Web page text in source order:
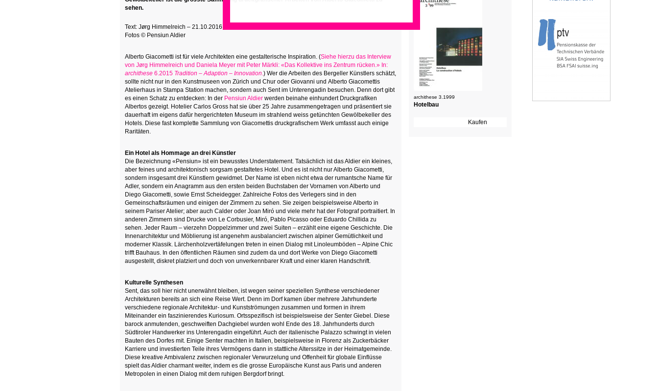
sehen.
Text: Jørg Himmelreich – 21.10.2016
Fotos © Pensiun Aldier
Alberto Giacometti ist für viele Architekten eine gestalterische Inspiration. (Siehe hierzu das Interview
von Jørg Himmelreich und Daniela Meyer mit Peter Märkli: «Das Kollektive ins Zentrum rücken.» In:
archithese 6.2015 Tradition – Adaption – Innovation.) Wer die Arbeiten des Bergeller Künstlers schätzt,
sollte nicht nur in den Kunstmuseen von Zürich und Chur oder Giovanni und Alberto Giacomettis
Atelierhaus in Stampa Station machen, sondern auch Sent im Unterengadin besuchen. Denn dort gibt
es einen Schatz zu entdecken: In der Pensiun Aldier werden beinahe einhundert Druckgrafiken
Albertos gezeigt. Hotelier Carlos Gross hat sie über 25 Jahre zusammengetragen und präsentiert sie
dauerhaft im eigens dafür hergerichteten Museum im strahlend weiss getünchten Gewölbekeller des
Hotels. Diese fast komplette Sammlung von Giacomettis druckgrafischem Werk umfasst auch einige
Raritäten.
Ein Hotel als Hommage an drei Künstler
Die Bezeichnung «Pensiun» ist ein bewusstes Understatement. Tatsächlich ist das Aldier ein kleines,
aber feines und architektonisch sorgsam gestaltetes Hotel. Und es ist nicht nur Alberto Giacometti,
sondern insgesamt drei Künstlern gewidmet. Der Name ist eben nicht etwa der rumantsche Name für
Adler, sondern ein Anagramm aus den ersten beiden Buchstaben der Vornamen von Alberto und
Diego Giacometti, sowie Ernst Scheidegger. Zahlreiche Fotos des Verlegers sind in den
Gemeinschaftsräumen und einigen der Zimmern zu sehen. Sie zeigen beispielsweise Alberto in
seinem Pariser Atelier; aber auch Calder oder Joan Miró und viele mehr hat der Fotograf portraitiert. In
anderen Zimmern sind Drucke von Le Corbusier, Miró, Pablo Picasso oder Eduardo Chillida zu
sehen. Jeder Raum – vierzehn Doppelzimmer und zwei Suiten – erzählt eine eigene Geschichte. Die
Innenarchitektur und Möblierung ist angenehm ausbalanciert zwischen alpiner Gemütlichkeit und
moderner Klassik. Lärchenholzvertäfelungen treten in einen Dialog mit Linoleumböden – Alpine Chic
trifft Bauhaus. In den öffentlichen Räumen sind zudem da und dort Werke von Diego Giacometti
ausgestellt, diskret platziert und doch von unverkennbarer Kraft und einer klaren Handschrift.
Kulturelle Synthesen
Sent, das soll hier nicht unerwähnt bleiben, ist wegen seiner speziellen Synthese verschiedener
Architekturen bereits an sich eine Reise Wert. Denn im Dorf kamen über mehrere Jahrhunderte
verschiedene regionale Architektur- und Kunstströmungen zusammen und formen in ihrem
Miteinander ein faszinierendes Kuriosum. Ortsspezifisch ist beispielsweise der Senter Giebel. Diese
barock anmutenden, geschweiften Dachgiebel wurden wohl Ende des 18. Jahrhunderts durch
Südtiroler Handwerker ins Unterengadin eingeführt. Auch der italienische Palazzo schwingt in vielen
Bauten des Dorfes mit. Einige Senter machten in Italien, beispielsweise in Florenz als Zuckerbäcker
Karriere und investierten Teile ihres Vermögens dann in stattliche Alterssitze in der Heimatgemeinde.
Diese kreative Ambivalenz zwischen regionaler Verwurzelung und Offenheit für globale Einflüsse
spielt das Aldier charmant weiter, indem es die grosse Europäische Kunst aus Paris und anderen
Metropolen in einen Dialog mit dem ruhigen Bergdorf bringt.
archithese 3.1999
Hotelbau